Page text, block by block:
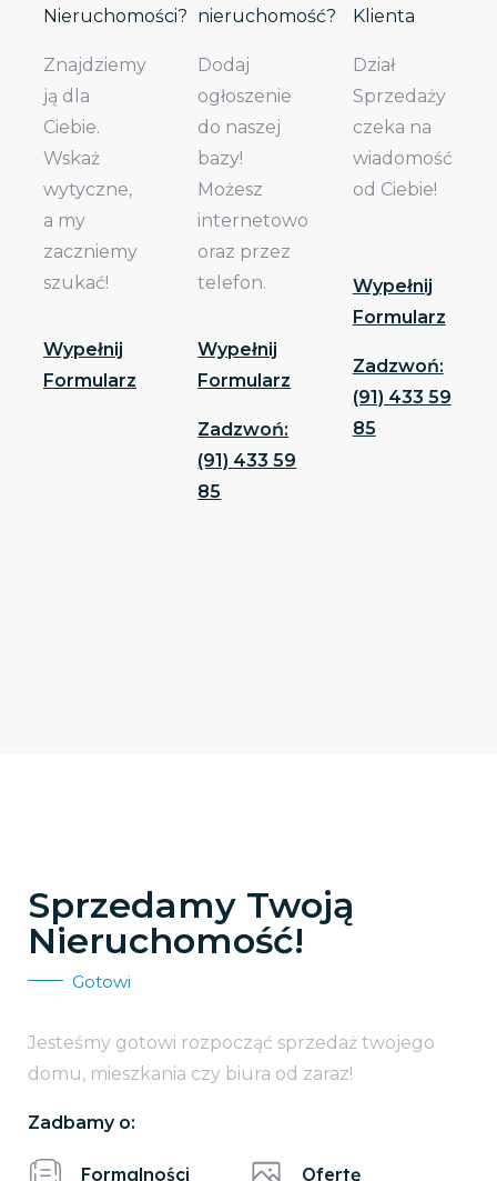
Nieruchomości?
Znajdziemy
ją dla
Ciebie.
Wskaż
wytyczne,
a my
zaczniemy
szukać!
Wypełnij
Formularz
nieruchomość?
Dodaj
ogłoszenie
do naszej
bazy!
Możesz
internetowo
oraz przez
telefon.
Wypełnij
Formularz
Zadzwoń:
(91) 433 59
85
Klienta
Dział
Sprzedaży
czeka na
wiadomość
od Ciebie!
Wypełnij
Formularz
Zadzwoń:
(91) 433 59
85
Sprzedamy Twoją
Nieruchomość!
Gotowi
Jesteśmy gotowi rozpocząć sprzedaż twojego
domu, mieszkania czy biura od zaraz!
Zadbamy o:
Formalności Ofertę